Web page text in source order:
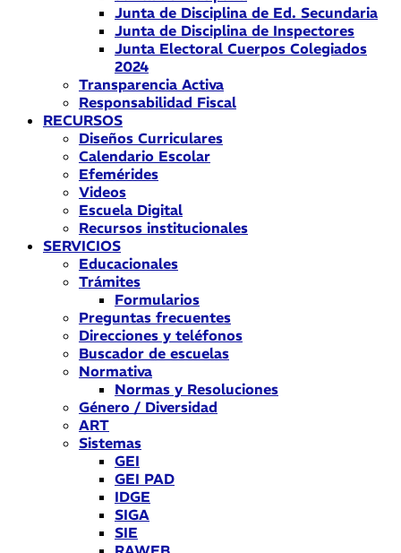
Junta de Disciplina de Ed. Secundaria
Junta de Disciplina de Inspectores
Junta Electoral Cuerpos Colegiados
2024
Transparencia Activa
Responsabilidad Fiscal
RECURSOS
Diseños Curriculares
Calendario Escolar
Efemérides
Videos
Escuela Digital
Recursos institucionales
SERVICIOS
Educacionales
Trámites
Formularios
Preguntas frecuentes
Direcciones y teléfonos
Buscador de escuelas
Normativa
Normas y Resoluciones
Género / Diversidad
ART
Sistemas
GEI
GEI PAD
IDGE
SIGA
SIE